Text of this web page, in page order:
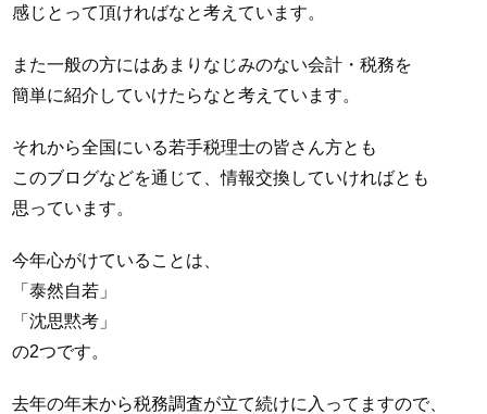
感じとって頂ければなと考えています。
また一般の方にはあまりなじみのない会計・税務を
簡単に紹介していけたらなと考えています。
それから全国にいる若手税理士の皆さん方とも
このブログなどを通じて、情報交換していければとも
思っています。
今年心がけていることは、
「泰然自若」
「沈思黙考」
の2つです。
去年の年末から税務調査が立て続けに入ってますので、